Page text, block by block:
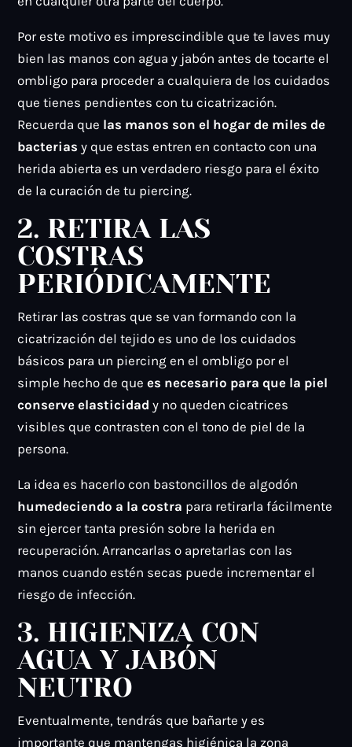
Por este motivo es imprescindible que te laves muy
bien las manos con agua y jabón antes de tocarte el
ombligo para proceder a cualquiera de los cuidados
que tienes pendientes con tu cicatrización.
Recuerda que las manos son el hogar de miles de
bacterias y que estas entren en contacto con una
herida abierta es un verdadero riesgo para el éxito
de la curación de tu piercing.
2. RETIRA LAS
COSTRAS
PERIÓDICAMENTE
Retirar las costras que se van formando con la
cicatrización del tejido es uno de los cuidados
básicos para un piercing en el ombligo por el
simple hecho de quees necesario para que la piel
conserve elasticidady no queden cicatrices
visibles que contrasten con el tono de piel de la
persona.
La idea es hacerlo con bastoncillos de algodón
humedeciendo a la costra para retirarla fácilmente
sin ejercer tanta presión sobre la herida en
recuperación. Arrancarlas o apretarlas con las
manos cuando estén secas puede incrementar el
riesgo de infección.
3. HIGIENIZA CON
AGUA Y JABÓN
NEUTRO
Eventualmente, tendrás que bañarte y es
importante que mantengas higiénica la zona